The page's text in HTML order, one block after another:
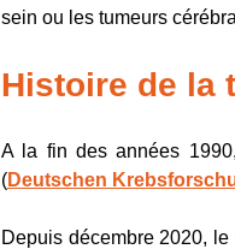
sein ou les tumeurs
Histoire de la
A la fin des années
(Deutschen
Depuis décembre 2020,